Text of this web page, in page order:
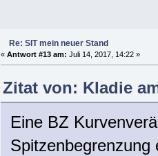
Re: SIT mein neuer Stand
« Antwort #13 am: Juli 14, 2017, 14:22 »
Zitat von: Kladie
Eine BZ